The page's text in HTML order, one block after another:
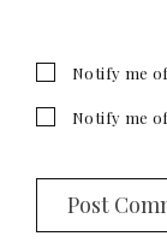
Notify me
Notify me